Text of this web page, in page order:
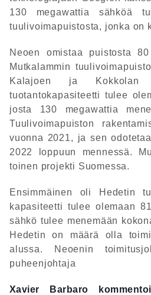
130 megawattia sähköä
tuulivoimapuistosta, jonka on
Neoen omistaa puistosta
Mutkalammin
Kalajoen ja Kokkolan
tuotantokapasiteetti tulee
josta 130 megawattia
Tuulivoimapuiston
vuonna 2021, ja sen
2022 loppuun mennessä.
toinen projekti Suomessa.
Ensimmäinen oli Hedetin
kapasiteetti tulee olemaan
sähkö tulee menemään
Hedetin on määrä olla
alussa. Neoenin
puheenjohtaja
Xavier Barbaro